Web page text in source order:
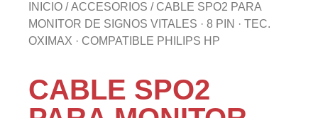
INICIO /ACCESORIOS / CABLE SPO2 PARA
MONITOR DE SIGNOS VITALES · 8 PIN · TEC.
OXIMAX · COMPATIBLE PHILIPS HP
CABLE SPO2